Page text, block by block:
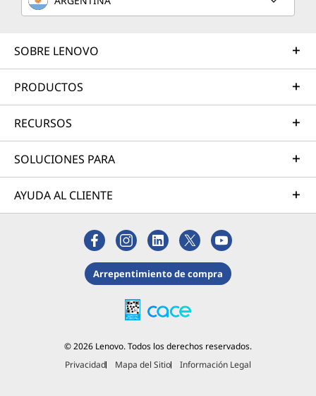
SOBRE LENOVO
PRODUCTOS
RECURSOS
SOLUCIONES PARA
AYUDA AL CLIENTE
Arrepentimiento de compra
© 2026 Lenovo. Todos los derechos reservados.
Privacidad
Mapa del Sitio Información Legal